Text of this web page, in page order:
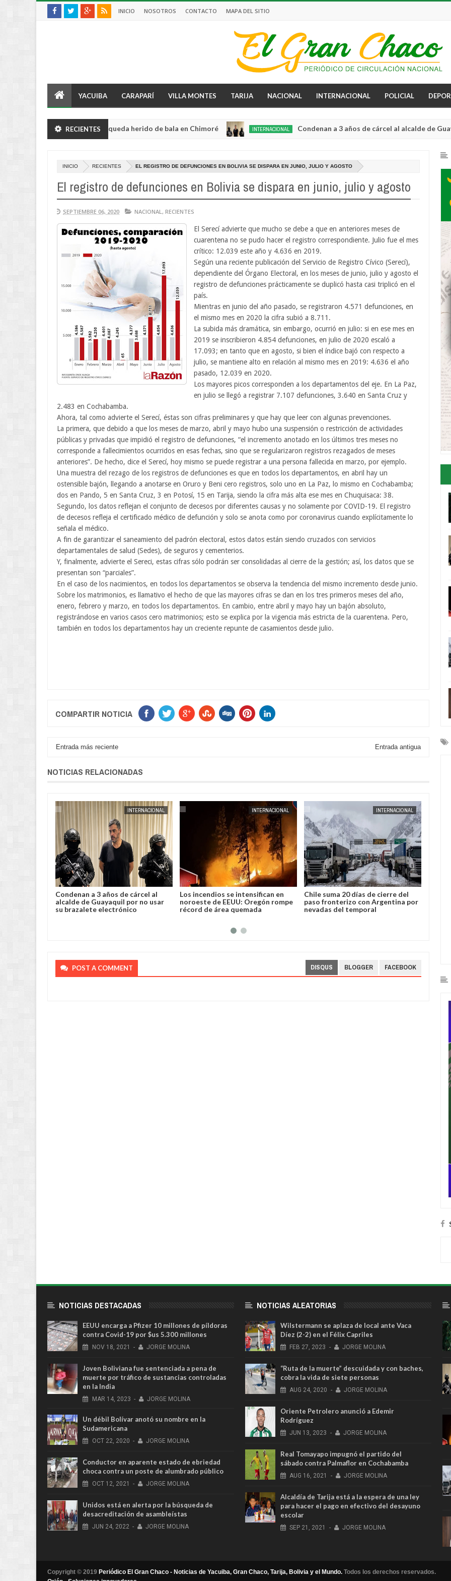
INICIO NOSOTROS CONTACTO MAPA DEL SITIO
YACUIBA CARAPARÍ VILLA MONTES TARIJA NACIONAL INTERNACIONAL POLICIAL
RECIENTES
sufre violento robo y queda herido de bala en Chimoré INTERNACIONAL Condenan a 3 años de cárcel al alcalde de
INICIO RECIENTES EL REGISTRO DE DEFUNCIONES EN BOLIVIA SE DISPARA EN JUNIO, JULIO Y AGOSTO
El registro de defunciones en Bolivia se dispara en junio, julio y agosto
SEPTIEMBRE 06, 2020 NACIONAL , RECIENTES
El Serecí advierte que mucho se debe a que en anteriores meses de
cuarentena no se pudo hacer el registro correspondiente. Julio fue el mes
crítico: 12.039 este año y 4.636 en 2019.
Según una reciente publicación del Servicio de Registro Cívico (Serecí),
dependiente del Órgano Electoral, en los meses de junio, julio y agosto el
registro de defunciones prácticamente se duplicó hasta casi triplicó en el
país.
Mientras en junio del año pasado, se registraron 4.571 defunciones, en
el mismo mes en 2020 la cifra subió a 8.711.
La subida más dramática, sin embargo, ocurrió en julio: si en ese mes en
2019 se inscribieron 4.854 defunciones, en julio de 2020 escaló a
17.093; en tanto que en agosto, si bien el índice bajó con respecto a
julio, se mantiene alto en relación al mismo mes en 2019: 4.636 el año
pasado, 12.039 en 2020.
Los mayores picos corresponden a los departamentos del eje. En La Paz,
en julio se llegó a registrar 7.107 defunciones, 3.640 en Santa Cruz y
2.483 en Cochabamba.
Ahora, tal como advierte el Serecí, éstas son cifras preliminares y que hay que leer con algunas prevenciones.
La primera, que debido a que los meses de marzo, abril y mayo hubo una suspensión o restricción de actividades
públicas y privadas que impidió el registro de defunciones, “el incremento anotado en los últimos tres meses no
corresponde a fallecimientos ocurridos en esas fechas, sino que se regularizaron registros rezagados de meses
anteriores”. De hecho, dice el Serecí, hoy mismo se puede registrar a una persona fallecida en marzo, por ejemplo.
Una muestra del rezago de los registros de defunciones es que en todos los departamentos, en abril hay un
ostensible bajón, llegando a anotarse en Oruro y Beni cero registros, solo uno en La Paz, lo mismo en Cochabamba;
dos en Pando, 5 en Santa Cruz, 3 en Potosí, 15 en Tarija, siendo la cifra más alta ese mes en Chuquisaca: 38.
Segundo, los datos reflejan el conjunto de decesos por diferentes causas y no solamente por COVID-19. El registro
de decesos refleja el certificado médico de defunción y solo se anota como por coronavirus cuando explícitamente lo
señala el médico.
A fin de garantizar el saneamiento del padrón electoral, estos datos están siendo cruzados con servicios
departamentales de salud (Sedes), de seguros y cementerios.
Y, finalmente, advierte el Sereci, estas cifras sólo podrán ser consolidadas al cierre de la gestión; así, los datos que se
presentan son “parciales”.
En el caso de los nacimientos, en todos los departamentos se observa la tendencia del mismo incremento desde junio.
Sobre los matrimonios, es llamativo el hecho de que las mayores cifras se dan en los tres primeros meses del año,
enero, febrero y marzo, en todos los departamentos. En cambio, entre abril y mayo hay un bajón absoluto,
registrándose en varios casos cero matrimonios; esto se explica por la vigencia más estricta de la cuarentena. Pero,
también en todos los departamentos hay un creciente repunte de casamientos desde julio.
COMPARTIR NOTICIA
Entrada más reciente Entrada antigua
NOTICIAS RELACIONADAS
AUG
INTERNACIONAL
Condenan a 3 años de cárcel al
alcalde de Guayaquil por no usar
su brazalete electrónico
INTERNACIONAL
Los incendios se intensifican en
noroeste de EEUU: Oregón rompe
récord de área quemada
INTERNACIONAL
Chile suma 20 días de cierre del
paso fronterizo con Argentina por
nevadas del temporal
José
JORGE MOLINA
POST A COMMENT DISQUS BLOGGER FACEBOOK
NOTICIAS DESTACADAS
EEUU encarga a Pfizer 10 millones de píldoras
contra Covid-19 por $us 5.300 millones
NOV 18, 2021 - JORGE MOLINA
Joven Boliviana fue sentenciada a pena de
muerte por tráfico de sustancias controladas
en la India
MAR 14, 2023 - JORGE MOLINA
Un débil Bolívar anotó su nombre en la
Sudamericana
OCT 22, 2020 - JORGE MOLINA
Conductor en aparente estado de ebriedad
choca contra un poste de alumbrado público
OCT 12, 2021 - JORGE MOLINA
Unidos está en alerta por la búsqueda de
desacreditación de asambleístas
JUN 24, 2022 - JORGE MOLINA
NOTICIAS ALEATORIAS
Wilstermann se aplaza de local ante Vaca
Díez (2-2) en el Félix Capriles
FEB 27, 2023 - JORGE MOLINA
“Ruta de la muerte” descuidada y con baches,
cobra la vida de siete personas
AUG 24, 2020 - JORGE MOLINA
Oriente Petrolero anunció a Edemir
Rodríguez
JUN 13, 2023 - JORGE MOLINA
Real Tomayapo impugnó el partido del
sábado contra Palmaflor en Cochabamba
AUG 16, 2021 - JORGE MOLINA
Alcaldía de Tarija está a la espera de una ley
para hacer el pago en efectivo del desayuno
escolar
SEP 21, 2021 - JORGE MOLINA
Copyright © 2019 Periódico El Gran Chaco - Noticias de Yacuiba, Gran Chaco, Tarija, Bolivia y el Mundo. Todos los derechos reservados.